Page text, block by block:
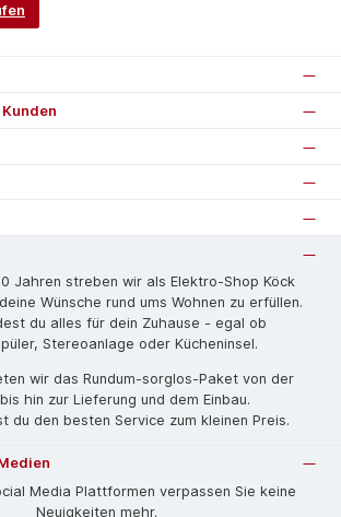
Jahren streben wir als Elektro-Shop Köck
Wünsche rund ums Wohnen zu erfüllen.
du alles für dein Zuhause - egal ob
Stereoanlage oder Kücheninsel.
wir das Rund­um-sorg­los-Pa­ket von der
hin zur Lieferung und dem Einbau.
du den besten Service zum kleinen Preis.
Media Plattformen verpassen Sie keine
Neuigkeiten mehr.